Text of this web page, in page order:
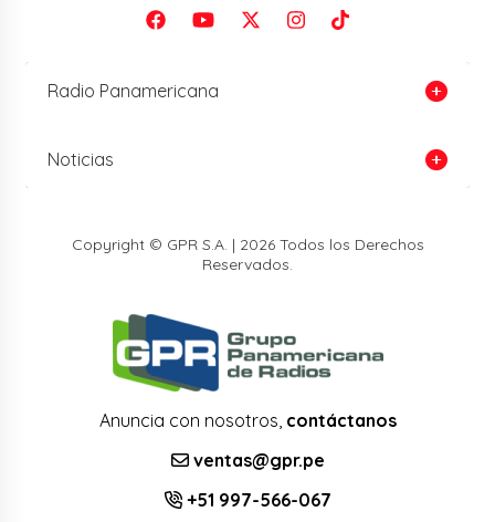
Radio Panamericana
Noticias
Copyright © GPR S.A. | 2026 Todos los Derechos
Reservados.
Anuncia con nosotros, contáctanos
ventas@gpr.pe
+51 997-566-067